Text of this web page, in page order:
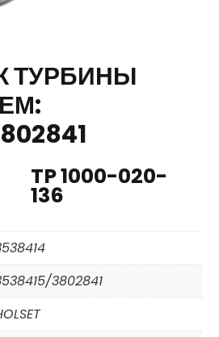
ТУРБИНЫ
TP 1000-020-
136
3802841